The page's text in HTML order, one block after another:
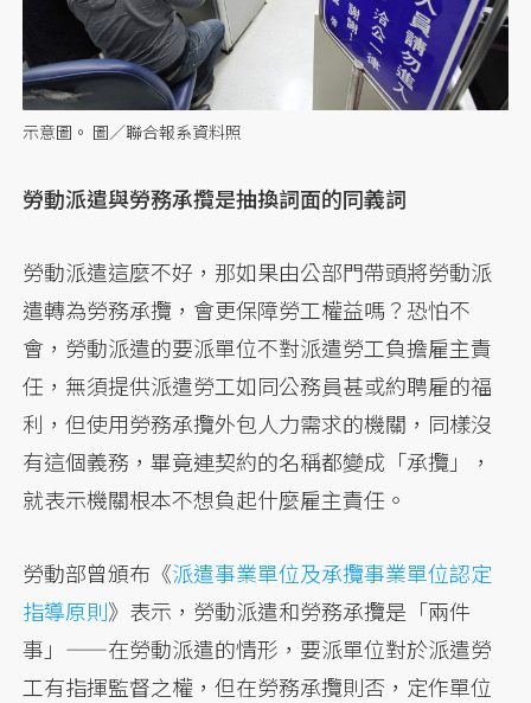
示意圖。 圖／聯合報系資料照
勞動派遣與勞務承攬是抽換詞面的同義詞
勞動派遣這麼不好，那如果由公部門帶頭將勞動派
遣轉為勞務承攬，會更保障勞工權益嗎？恐怕不
會，勞動派遣的要派單位不對派遣勞工負擔雇主責
任，無須提供派遣勞工如同公務員甚或約聘雇的福
利，但使用勞務承攬外包人力需求的機關，同樣沒
有這個義務，畢竟連契約的名稱都變成「承攬」，
就表示機關根本不想負起什麼雇主責任。
勞動部曾頒布《派遣事業單位及承攬事業單位認定
指導原則》表示，勞動派遣和勞務承攬是「兩件
事」——在勞動派遣的情形，要派單位對於派遣勞
工有指揮監督之權，但在勞務承攬則否，定作單位